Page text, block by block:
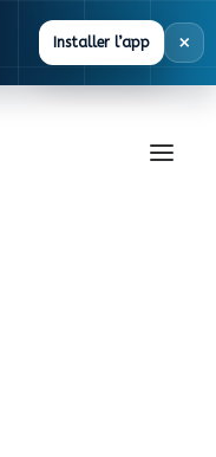
Installer l’app ×
sous